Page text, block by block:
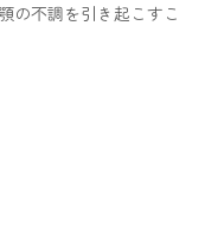
の不調を引き起こすこ